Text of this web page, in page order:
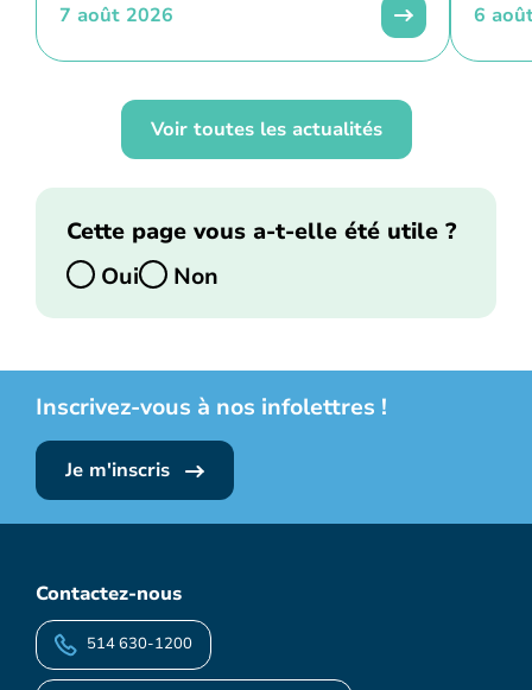
7 août 2026 6
Voir toutes les actualités
Cette page vous a-t-elle été utile ?
Oui
Non
Inscrivez-vous à nos infolettres !
Je m'inscris
Contactez-nous
514 630-1200